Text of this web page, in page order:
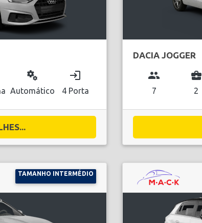
miscellaneous_services
Automático
login
4 Porta
DACIA JOGGER
group
7
business_center
2
TAMANHO INTERMÉDIO